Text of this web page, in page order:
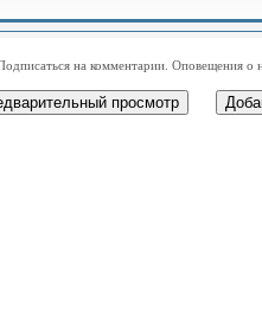
-
-
-
-
-
-
на комментарии. Оповещения о